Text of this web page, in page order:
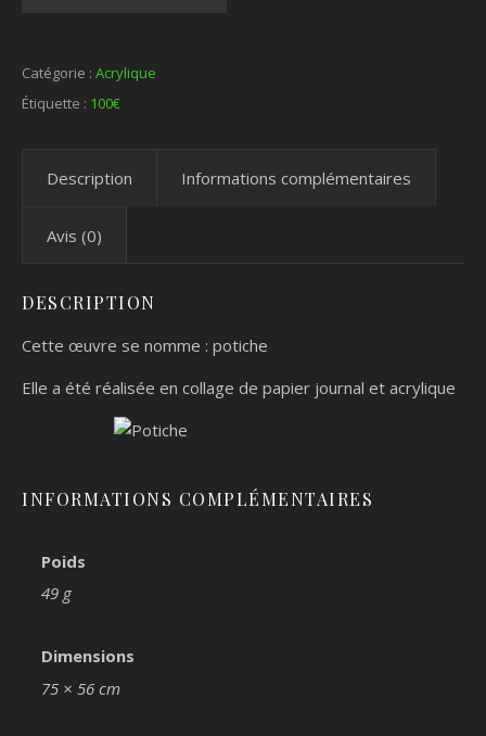
Catégorie : Acrylique
Étiquette : 100€
Description Informations complémentaires
Avis (0)
DESCRIPTION
Cette œuvre se nomme : potiche
Elle a été réalisée en collage de papier journal et acrylique
INFORMATIONS COMPLÉMENTAIRES
Poids
49 g
Dimensions
75 × 56 cm